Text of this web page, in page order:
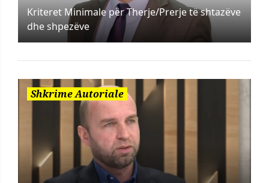
Kriteret Minimale për Therje/Prerje të shtazëve
dhe shpezëve
Shkrime Autoriale